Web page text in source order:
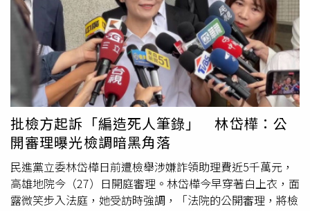
為代價，和陳志明在國父紀念館附近交錢，後來又在住所和
陳志明以100萬再面交，又再以155萬、66萬談妥再給200
萬，並在住所面交，最後又匯款60萬，共支付360萬元，付
錢時都只有他和陳志明在場。王大陸的辯護律師曾益盛表
示，雖然找人代看診的犯罪動機不可行，但指出王大陸已當
兵9月，申請健保卡和身分證是因為3月要去當兵需要證件，
但聯繫不上陳志明，要入伍才會再辦，請求法院考量他偵查
時就坦白犯罪、態度良好，請求給予易科罰金。審判長最後
確認沒有爭點，所有證據都承認有其證據能力，並向王大陸
表示因為陳志明稱只有收260萬代辦逃兵，需要再以證人身
分傳喚王大陸到庭作證。
批檢方起訴「編造死人筆錄」 林岱樺：公
開審理曝光檢調暗黑角落
民進黨立委林岱樺日前遭檢舉涉嫌詐領助理費近5千萬元，
高雄地院今（27）日開庭審理。林岱樺今早穿著白上衣，面
露微笑步入法庭，她受訪時強調，「法院的公開審理，將檢